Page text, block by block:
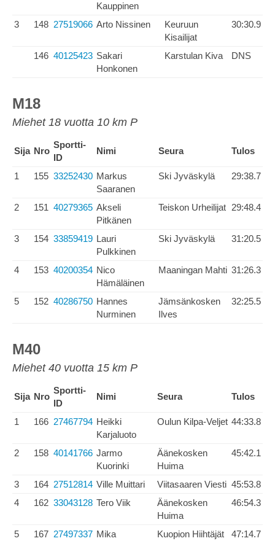
Kauppinen
3 148 27519066 Arto Nissinen
Keuruun
Kisailijat
30:30.9
146 40125423 Sakari
Honkonen
Karstulan Kiva DNS
M18
Miehet 18 vuotta 10 km P
Sija Nro
Sportti-
ID
Nimi Seura Tulos
1 155 33252430 Markus
Saaranen
Ski Jyväskylä 29:38.7
2 151 40279365 Akseli
Pitkänen
Teiskon Urheilijat 29:48.4
3 154 33859419 Lauri
Pulkkinen
Ski Jyväskylä 31:20.5
4 153 40200354 Nico
Hämäläinen
Maaningan Mahti 31:26.3
5 152 40286750 Hannes
Nurminen
Jämsänkosken
Ilves
32:25.5
M40
Miehet 40 vuotta 15 km P
Sija Nro
Sportti-
ID
Nimi Seura Tulos
1 166 27467794 Heikki
Karjaluoto
Oulun Kilpa-Veljet 44:33.8
2 158 40141766 Jarmo
Kuorinki
Äänekosken
Huima
45:42.1
3 164 27512814 Ville Muittari Viitasaaren Viesti 45:53.8
4
162 33043128 Tero Viik
Äänekosken
Huima
46:54.3
5 167 27497337 Mika
Kuopion Hiihtäjät 47:14.7